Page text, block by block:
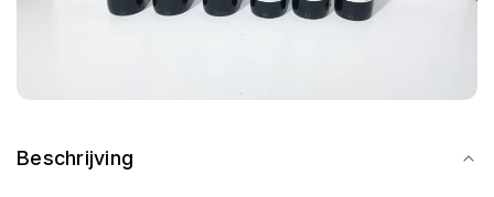
Beschrijving